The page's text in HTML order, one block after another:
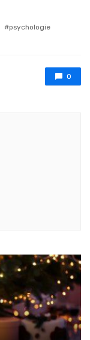
psychologie
0